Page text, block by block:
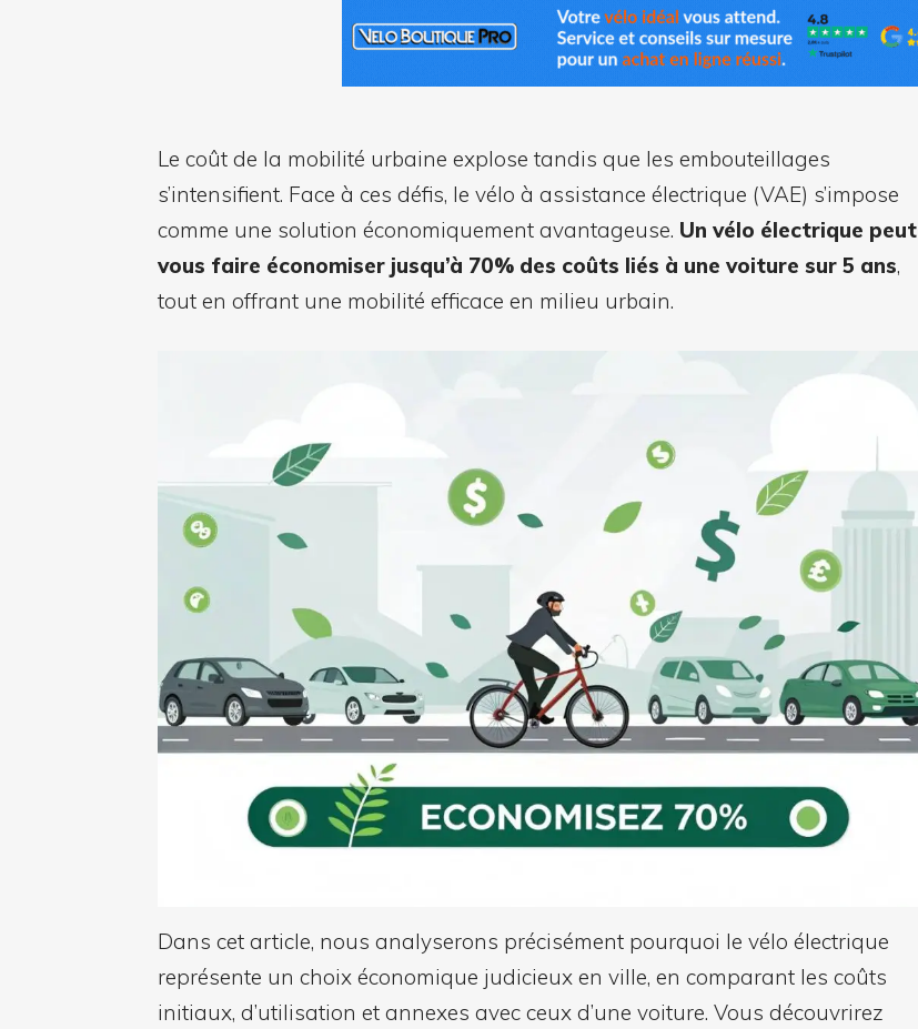
Le coût de la mobilité urbaine explose tandis que les embouteillages
s’intensifient. Face à ces défis, le vélo à assistance électrique (VAE) s’impose
comme une solution économiquement avantageuse. Un vélo électrique peut
vous faire économiser jusqu’à 70% des coûts liés à une voiture sur 5 ans,
tout en offrant une mobilité efficace en milieu urbain.
Dans cet article, nous analyserons précisément pourquoi le vélo électrique
représente un choix économique judicieux en ville, en comparant les coûts
initiaux, d’utilisation et annexes avec ceux d’une voiture. Vous découvrirez